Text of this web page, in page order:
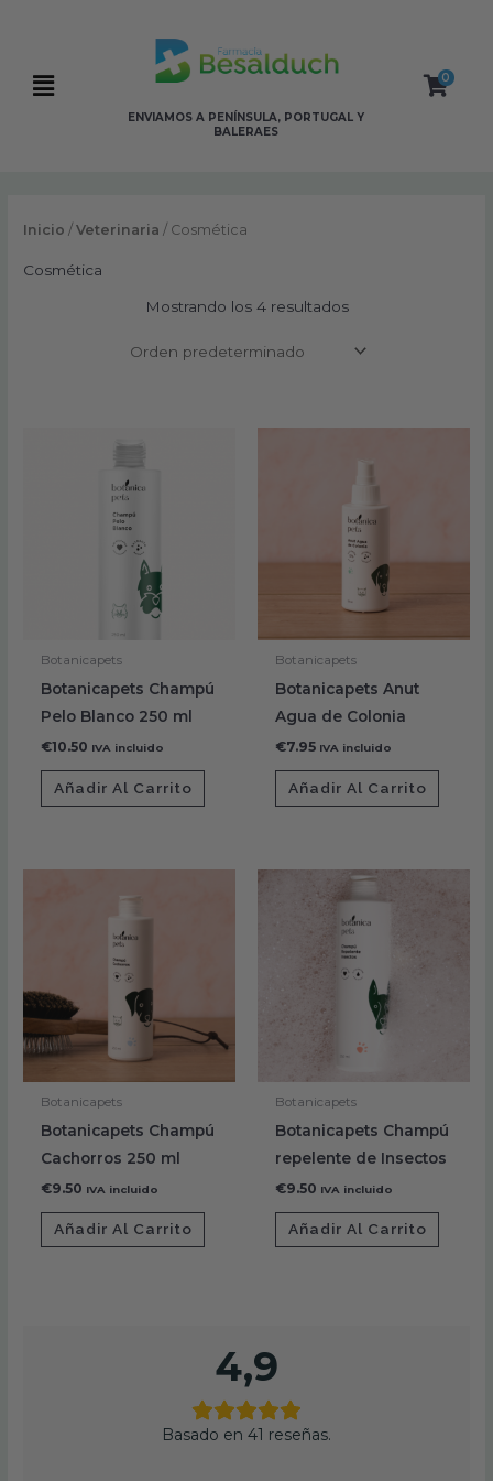
Flyout
ENVIAMOS A PENÍNSULA, PORTUGAL Y
BALERAES
0
Inicio /Veterinaria / Cosmética
Cosmética
Mostrando los 4 resultados
Botanicapets
Botanicapets Champú
Pelo Blanco 250 ml
€10.50 IVA incluido
Añadir Al Carrito
Botanicapets
Botanicapets Anut
Agua de Colonia
€7.95 IVA incluido
Añadir Al Carrito
Botanicapets
Botanicapets Champú
Cachorros 250 ml
€9.50 IVA incluido
Añadir Al Carrito
Botanicapets
Botanicapets Champú
repelente de Insectos
€9.50 IVA incluido
Añadir Al Carrito
4,9
Basado en 41 reseñas.